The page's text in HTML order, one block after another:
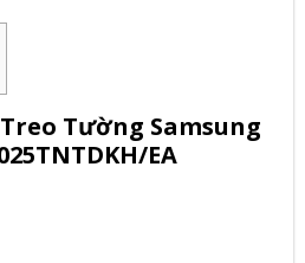
Tường Samsung
EA